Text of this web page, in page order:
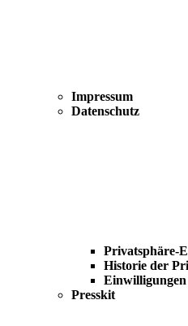
Impressum
Datenschutz
Privatsphäre-
Historie der
Presskit